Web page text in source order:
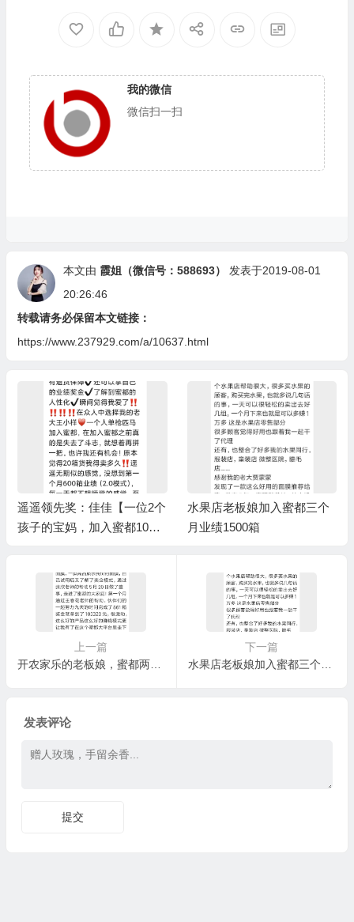
我的微信
微信扫一扫
本文由 霞姐（微信号：588693）
发表于2019-08-01
20:26:46
转载请务必保留本文链接：
https://www.237929.com/a/10637.html
遥遥领先奖：佳佳【一位2个
孩子的宝妈，加入蜜都10个
水果店老板娘加入蜜都三个
月业绩1500箱
上一篇
开农家乐的老板娘，蜜都两个月1550箱
下一篇
水果店老板娘加入蜜都三个月业绩1500箱
发表评论